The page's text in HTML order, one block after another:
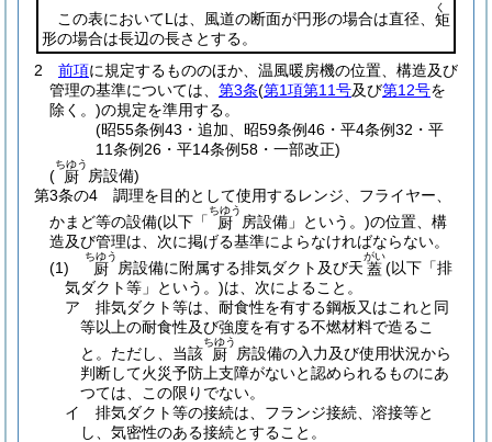
この表においてLは、風道の断面が円形の場合は直径、 矩
く
形の場合は長辺の長さとする。
2
前項に規定するもののほか、温風暖房機の位置、構造及び
管理の基準については、 第3条(第1項第11号及び第12号を
除く。)の規定を準用する。
(昭55条例43・追加、昭59条例46・平4条例32・平
11条例26・平14条例58・一部改正)
(
厨
ちゆう
房設備)
第3条の4
調理を目的として使用するレンジ、フライヤー、
かまど等の設備(以下「 厨
ちゆう
房設備」という。)の位置、構
造及び管理は、次に掲げる基準によらなければならない。
(1)
厨
ちゆう
房設備に附属する排気ダクト及び天 蓋
がい
(以下「排
気ダクト等」という。)は、次によること。
ア
排気ダクト等は、耐食性を有する鋼板又はこれと同
等以上の耐食性及び強度を有する不燃材料で造るこ
と。 ただし、当該 厨
ちゆう
房設備の入力及び使用状況から
判断して火災予防上支障がないと認められるものにあ
つては、この限りでない。
イ
排気ダクト等の接続は、フランジ接続、溶接等と
し、気密性のある接続とすること。